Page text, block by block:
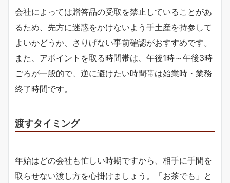
会社によっては贈答品の受取を禁止していることがあ
るため、先方に迷惑をかけないよう手土産を持参して
よいかどうか、さりげない事前確認がおすすめです。
また、アポイントを取る時間帯は、午後1時～午後3時
ごろが一般的で、逆に避けたい時間帯は始業時・業務
終了時間です。
渡すタイミング
年始はどの会社も忙しい時期ですから、相手に手間を
取らせない渡し方を心掛けましょう。「お茶でも」と